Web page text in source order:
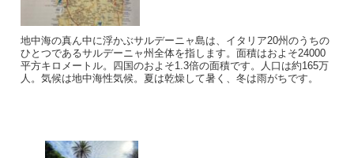
地中海の真ん中に浮かぶサルデーニャ島は、イタリア20州のうちの
ひとつであるサルデーニャ州全体を指します。面積はおよそ24000
平方キロメートル。四国のおよそ1.3倍の面積です。人口は約165万
人。気候は地中海性気候。夏は乾燥して暑く、冬は雨がちです。